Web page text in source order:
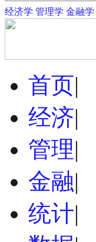
经济学 管理学 金融学
首页|
经济|
管理|
金融|
统计|